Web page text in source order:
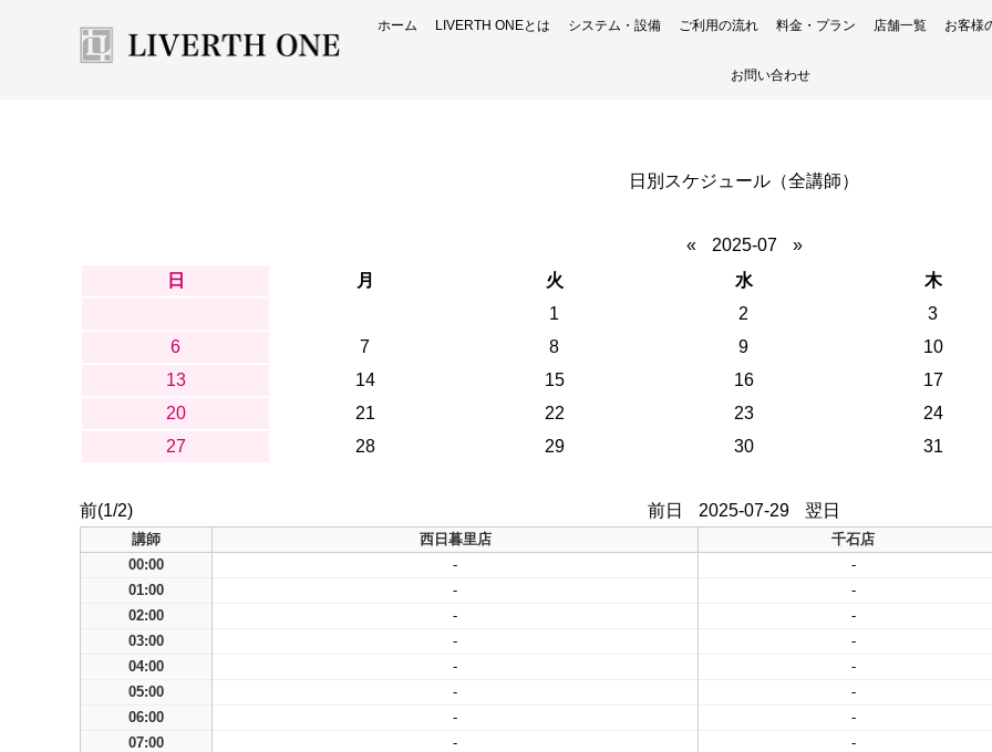
ホーム LIVERTH ONEとは システム・設備 ご利用の流れ 料金・プラン 店舗一覧 お客様
お問い合わせ
日別スケジュール（全講師）
« 2025-07 »
日 月 火 水 木
1
2 3
6
7 8 9 10
13
14 15 16 17
20
21 22 23 24
27
28 29 30 31
前(1/2) 前日 2025-07-29 翌日
講師 西日暮里店 千石店
00:00
- -
01:00
- -
02:00
- -
03:00
- -
04:00
- -
05:00
- -
06:00
- -
07:00
- -